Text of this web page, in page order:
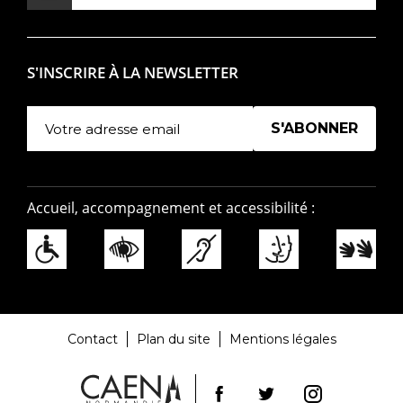
S'INSCRIRE À LA NEWSLETTER
Accueil, accompagnement et accessibilité :
Contact Plan du site Mentions légales